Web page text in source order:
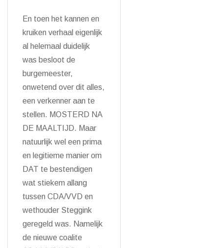
En toen het kannen en
kruiken verhaal eigenlijk
al helemaal duidelijk
was besloot de
burgemeester,
onwetend over dit alles,
een verkenner aan te
stellen. MOSTERD NA
DE MAALTIJD. Maar
natuurlijk wel een prima
en legitieme manier om
DAT te bestendigen
wat stiekem allang
tussen CDA/VVD en
wethouder Steggink
geregeld was. Namelijk
de nieuwe coalite